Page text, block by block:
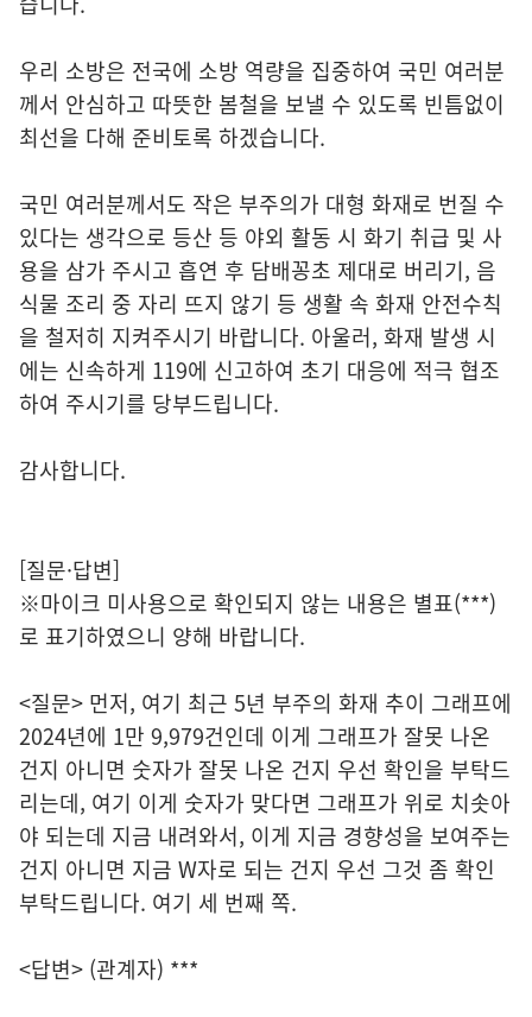
우리 소방은 전국에 소방 역량을 집중하여 국민 여러분
께서 안심하고 따뜻한 봄철을 보낼 수 있도록 빈틈없이
최선을 다해 준비토록 하겠습니다.
국민 여러분께서도 작은 부주의가 대형 화재로 번질 수
있다는 생각으로 등산 등 야외 활동 시 화기 취급 및 사
용을 삼가 주시고 흡연 후 담배꽁초 제대로 버리기, 음
식물 조리 중 자리 뜨지 않기 등 생활 속 화재 안전수칙
을 철저히 지켜주시기 바랍니다. 아울러, 화재 발생 시
에는 신속하게 119에 신고하여 초기 대응에 적극 협조
하여 주시기를 당부드립니다.
감사합니다.
[질문·답변]
※마이크 미사용으로 확인되지 않는 내용은 별표(***)
로 표기하였으니 양해 바랍니다.
<질문> 먼저, 여기 최근 5년 부주의 화재 추이 그래프에
2024년에 1만 9,979건인데 이게 그래프가 잘못 나온
건지 아니면 숫자가 잘못 나온 건지 우선 확인을 부탁드
리는데, 여기 이게 숫자가 맞다면 그래프가 위로 치솟아
야 되는데 지금 내려와서, 이게 지금 경향성을 보여주는
건지 아니면 지금 W자로 되는 건지 우선 그것 좀 확인
부탁드립니다. 여기 세 번째 쪽.
<답변> (관계자) ***